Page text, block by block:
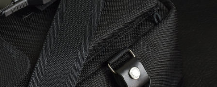
Pick up
マスク関連商品
カスタマイズ
新商品（BackNumber）
時計ホルダー
レディースショップ
即納ショップ
訳あり＆アウトレットShop
ブランドストーリー
スタッフブログ
閉じる